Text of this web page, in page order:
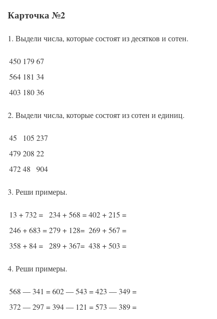
Карточка №2
1. Выдели числа, которые состоят из десятков и сотен.
450 17967
564 181 34
403 180 36
2. Выдели числа, которые состоят из сотен и единиц.
45 105 237
479208 22
47248 904
3. Реши примеры.
13 + 732 = 234 + 568 =402 + 215 =
246 + 683 =279 + 128= 269 + 567 =
358 + 84 = 289 + 367= 438 + 503 =
4. Реши примеры.
568 — 341 =602 — 543 =423 — 349 =
372 — 297 = 394 — 121 =573 — 389 =